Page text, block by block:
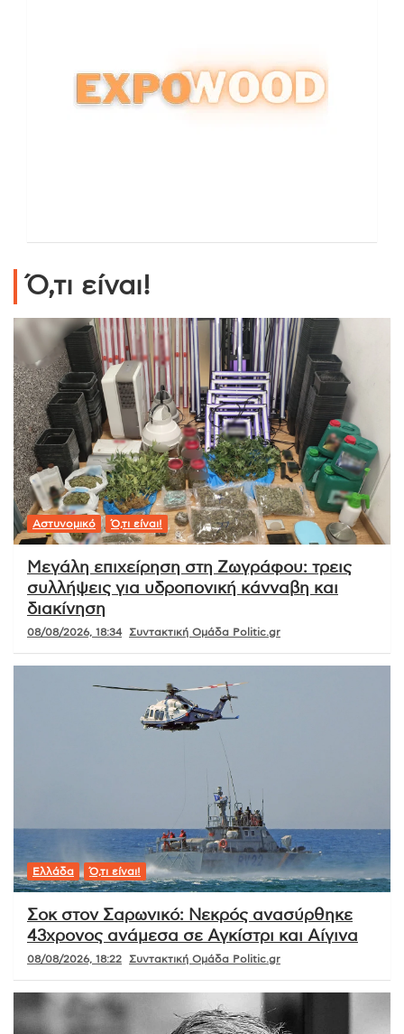
Ό,τι είναι!
Αστυνομικό Ό,τι είναι!
Μεγάλη επιχείρηση στη Ζωγράφου: τρεις
συλλήψεις για υδροπονική κάνναβη και
διακίνηση
08/08/2026, 18:34 Συντακτική Ομάδα Politic.gr
Ελλάδα Ό,τι είναι!
Σοκ στον Σαρωνικό: Νεκρός ανασύρθηκε
43χρονος ανάμεσα σε Αγκίστρι και Αίγινα
08/08/2026, 18:22 Συντακτική Ομάδα Politic.gr